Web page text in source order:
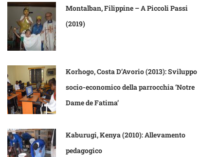
Montalban, Filippine – A Piccoli Passi
(2019)
Korhogo, Costa D’Avorio (2013): Sviluppo
socio-economico della parrocchia ‘Notre
Dame de Fatima’
Kaburugi, Kenya (2010): Allevamento
pedagogico